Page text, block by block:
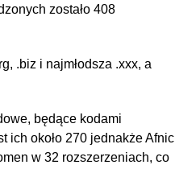
zostało 408
.biz i najmłodsza .xxx, a
będące kodami
ich około 270 jednakże Afnic
w 32 rozszerzeniach, co